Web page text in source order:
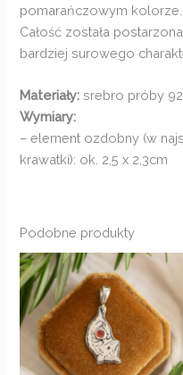
pomarańczowym kolorze.
Całość została
bardziej surowego
Materiały: srebro próby
Wymiary:
– element ozdobny (w
krawatki): ok. 2,5 x 2,3cm
Podobne produkty